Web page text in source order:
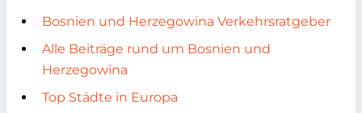
Bosnien und Herzegowina Verkehrsratgeber
Alle Beiträge rund um Bosnien und
Herzegowina
Top Städte in Europa